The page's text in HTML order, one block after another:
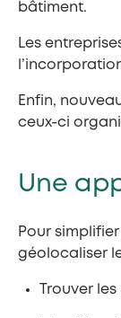
bâtiment.
Les
Enfin,
ceux-ci
Une
Pour
géolocaliser
Trouver